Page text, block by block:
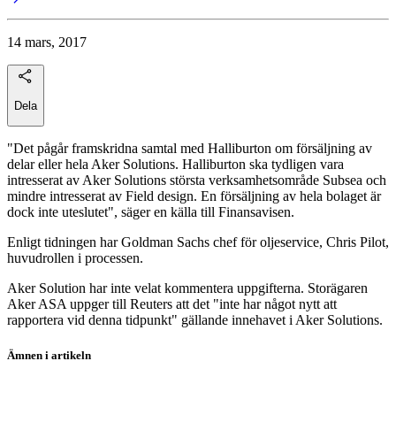
14 mars, 2017
Dela
"Det pågår framskridna samtal med Halliburton om försäljning av
delar eller hela Aker Solutions. Halliburton ska tydligen vara
intresserat av Aker Solutions största verksamhetsområde Subsea och
mindre intresserat av Field design. En försäljning av hela bolaget är
dock inte uteslutet", säger en källa till Finansavisen.
Enligt tidningen har Goldman Sachs chef för oljeservice, Chris Pilot,
huvudrollen i processen.
Aker Solution har inte velat kommentera uppgifterna. Storägaren
Aker ASA uppger till Reuters att det "inte har något nytt att
rapportera vid denna tidpunkt" gällande innehavet i Aker Solutions.
Ämnen i artikeln